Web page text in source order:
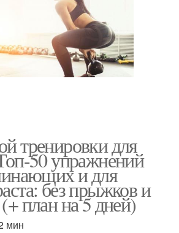
тренировки для
50 упражнений
и для
без прыжков и
план на 5 дней)
мин